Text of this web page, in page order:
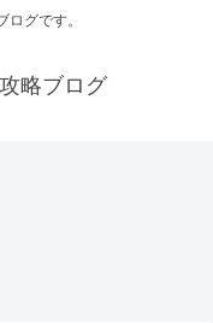
グです。
略ブログ